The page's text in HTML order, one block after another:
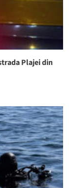
Plajei din